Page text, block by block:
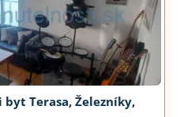
Terasa, Železníky,